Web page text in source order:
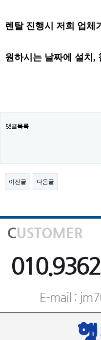
렌탈 진행시 저희 업체
원하시는 날짜에 설치,
댓글목록
이전글 다음글